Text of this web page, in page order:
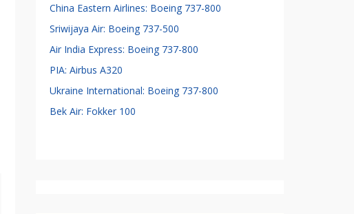
China Eastern Airlines: Boeing 737-800
Sriwijaya Air: Boeing 737-500
Air India Express: Boeing 737-800
PIA: Airbus A320
Ukraine International: Boeing 737-800
Bek Air: Fokker 100